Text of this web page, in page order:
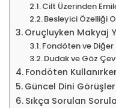
Cilt Üzerinden
Besleyici Özelliği
Oruçluyken Makyaj
Fondöten ve Diğer
Dudak ve Göz
Fondöten
Güncel Dini
Sıkça Sorulan